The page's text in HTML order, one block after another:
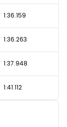
1:36.159
1:36.263
1:37.948
1:41.112